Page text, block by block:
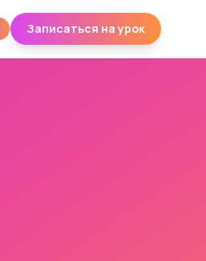
Записаться на урок